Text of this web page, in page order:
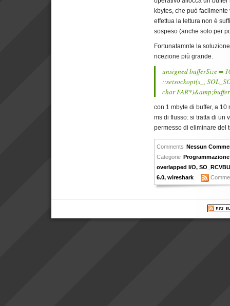
kbytes, che può
effettua la lettura non è
sospeso (anche solo per
Fortunatamnte la
ricezione più grande.
unsigned bufferSize =
::setsockopt(s_,
char
con 1 mbyte di buffer, a
ms di flusso: si tratta di un
permesso di eliminare del
Comments Nessun
Categorie Programmazione
overlapped I/O,
6.0, wireshark